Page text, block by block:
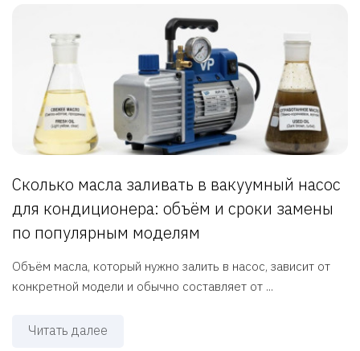
Сколько масла заливать в вакуумный насос
для кондиционера: объём и сроки замены
по популярным моделям
Объём масла, который нужно залить в насос, зависит от
конкретной модели и обычно составляет от ...
Читать далее